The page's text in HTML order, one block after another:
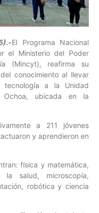
El Programa Nacional
el Ministerio del Poder
(Mincyt), reafirma su
conocimiento al llevar
a la Unidad
Ochoa, ubicada en la
a 211 jóvenes
y aprendieron en
física y matemática,
la salud, microscopía,
robótica y ciencia